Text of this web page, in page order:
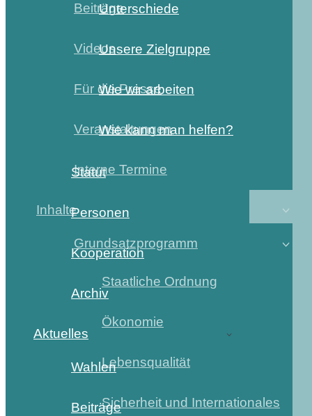
Beiträge
Videos
Für die Presse
Veranstaltungen
Interne Termine
Inhalte
Grundsatzprogramm
Staatliche Ordnung
Ökonomie
Lebensqualität
Sicherheit und Internationales
Unterschiede
Unsere Zielgruppe
Wie wir arbeiten
Wie kann man helfen?
Statut
Personen
Kooperation
Archiv
Aktuelles
Wahlen
Beiträge